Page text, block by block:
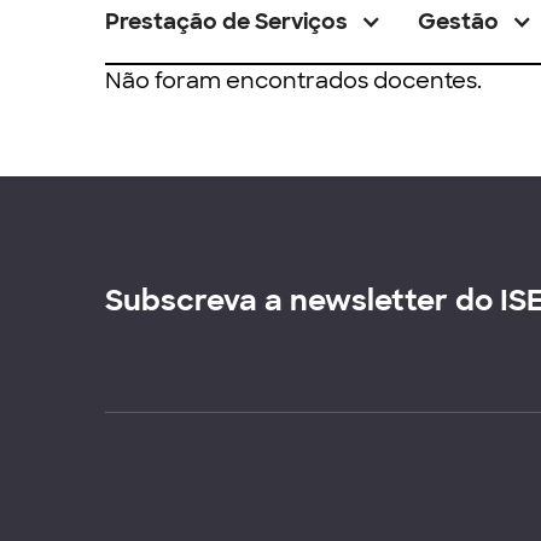
Prestação de Serviços Gestão
Não foram encontrados docentes.
Subscreva a newsletter do